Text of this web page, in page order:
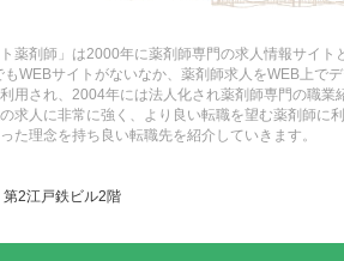
薬剤師」は2000年に薬剤師専門の求人情報サイト
WEBサイトがないなか、薬剤師求人をWEB上で
用され、2004年には法人化され薬剤師専門の職業
求人に非常に強く、より良い転職を望む薬剤師に利
た理念を持ち良い転職先を紹介していきます。
2江戸鉄ビル2階